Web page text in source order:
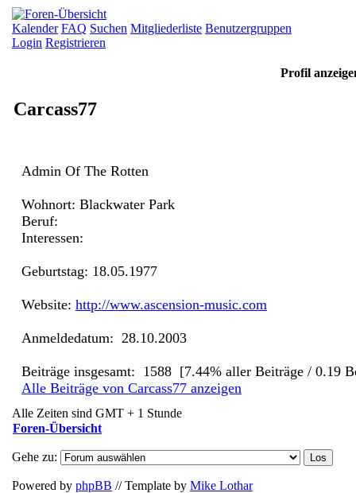
Kalender FAQ Suchen Mitgliederliste Benutzergruppen
Login Registrieren
Profil
Carcass77
Admin Of The Rotten
Wohnort: Blackwater Park
Beruf:
Interessen:
Geburtstag: 18.05.1977
Website: http://www.ascension-music.com
Anmeldedatum: 28.10.2003
Beiträge insgesamt: 1588 [7.44% aller Beiträge / 0.19
Alle Beiträge von Carcass77 anzeigen
Alle Zeiten sind GMT + 1 Stunde
Foren-Übersicht
Gehe zu:
Powered by phpBB // Template by Mike Lothar